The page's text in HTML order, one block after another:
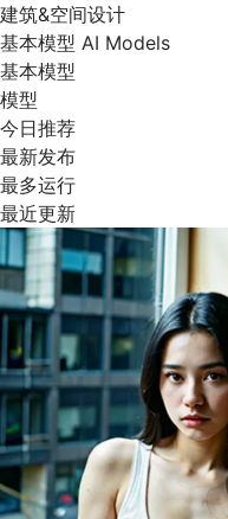
建筑&空间设计
基本模型 AI Models
基本模型
模型
今日推荐
最新发布
最多运行
最近更新